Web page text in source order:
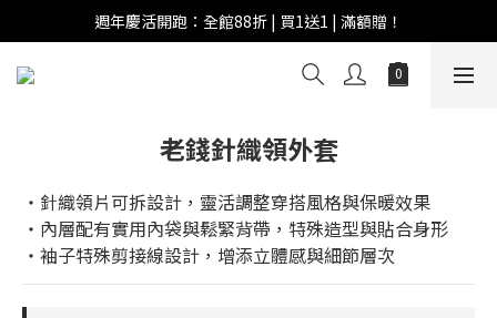
週年慶活開跑：全館88折 | 買1送1 | 滿額贈！
週年慶活開跑：全館88折 | 買1送1 | 滿額贈！
全館滿 $999 即享免運費！
老錢針織領外套
‧針織領片可拆設計，靈活調整穿搭風格與保暖效果
‧內層配有實用內袋與鬆緊背帶，特殊造型與貼合身形
‧袖子特殊剪接線設計，增添立體感與細節層次